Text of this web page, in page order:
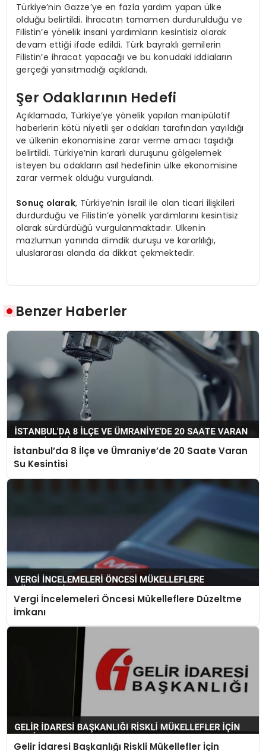
Türkiye’nin Gazze’ye en fazla yardım yapan ülke
olduğu belirtildi. İhracatın tamamen durdurulduğu ve
Filistin’e yönelik insani yardımların kesintisiz olarak
devam ettiği ifade edildi. Türk bayraklı gemilerin
Filistin’e ihracat yapacağı ve bu konudaki iddiaların
gerçeği yansıtmadığı açıklandı.
Şer Odaklarının Hedefi
Açıklamada, Türkiye’ye yönelik yapılan manipülatif
haberlerin kötü niyetli şer odakları tarafından yayıldığı
ve ülkenin ekonomisine zarar verme amacı taşıdığı
belirtildi. Türkiye’nin kararlı duruşunu gölgelemek
isteyen bu odakların asıl hedefinin ülke ekonomisine
zarar vermek olduğu vurgulandı.
Sonuç olarak, Türkiye’nin İsrail ile olan ticari ilişkileri
durdurduğu ve Filistin’e yönelik yardımlarını kesintisiz
olarak sürdürdüğü vurgulanmaktadır. Ülkenin
mazlumun yanında dimdik duruşu ve kararlılığı,
uluslararası alanda da dikkat çekmektedir.
Benzer Haberler
İstanbul’da 8 İlçe ve Ümraniye’de 20 Saate Varan
Su Kesintisi
Vergi İncelemeleri Öncesi Mükelleflere Düzeltme
İmkanı
Gelir İdaresi Başkanlığı Riskli Mükellefler İçin